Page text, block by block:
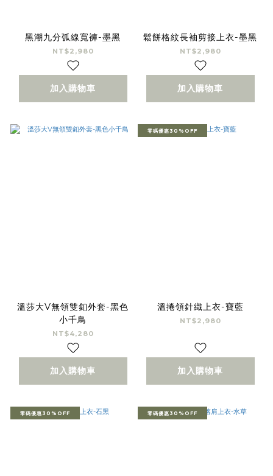
黑潮九分弧線寬褲-墨黑
NT$2,980
加入購物車
鬆餅格紋長袖剪接上衣-墨黑
NT$2,980
加入購物車
溫莎大V無領雙釦外套-黑色
小千鳥
NT$4,280
加入購物車
零碼優惠30%OFF
溫捲領針織上衣-寶藍
NT$2,980
加入購物車
零碼優惠30%OFF 零碼優惠30%OFF